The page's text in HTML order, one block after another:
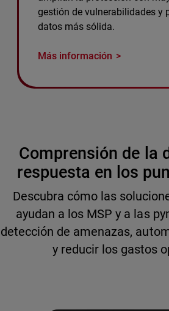
gestión de vulnerabilidades y
datos más sólida.
Más información
Comprensión de la
respuesta en los
Descubra cómo las
ayudan a los MSP y a las
detección de amenazas,
y reducir los gastos